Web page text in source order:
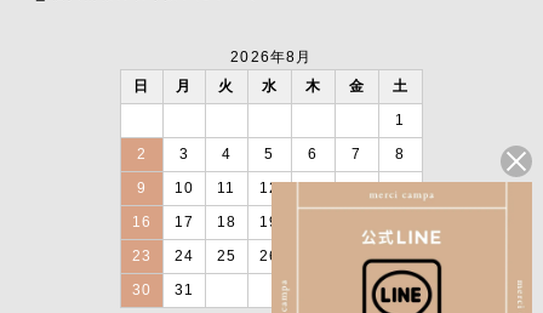
2026年8月
日
月 火 水 木 金
土
1
2
3 4 5 6 7
8
9
10 11 12 13 14
15
16
17 18 19
23
24 25 26
29
30
31